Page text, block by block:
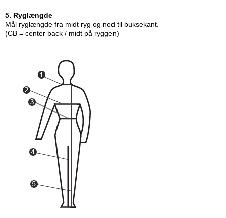
5. Ryglængde
Mål ryglængde fra midt ryg og ned til buksekant.
(CB = center back / midt på ryggen)​​​​